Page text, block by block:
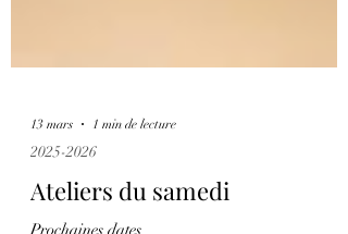
13 mars 1 min de lecture